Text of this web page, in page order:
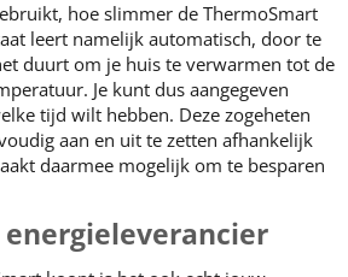
hoe slimmer de ThermoSmart
leert namelijk automatisch, door te
duurt om je huis te verwarmen tot de
Je kunt dus aangegeven
tijd wilt hebben. Deze zogeheten
aan en uit te zetten afhankelijk
daarmee mogelijk om te besparen